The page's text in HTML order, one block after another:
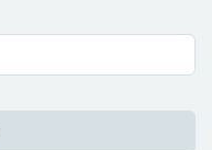
suchen: